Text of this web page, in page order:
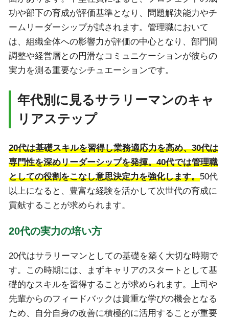
功や部下の育成が評価基準となり、問題解決能力やチ
ームリーダーシップが試されます。管理職において
は、組織全体への影響力が評価の中心となり、部門間
調整や経営層との円滑なコミュニケーションが彼らの
実力を測る重要なシチュエーションです。
年代別に見るサラリーマンのキャ
リアステップ
20代は基礎スキルを習得し業務適応力を高め、30代は
専門性を深めリーダーシップを発揮。40代では管理職
としての役割をこなし意思決定力を強化します。50代
以上になると、豊富な経験を活かして次世代の育成に
貢献することが求められます。
20代の実力の培い方
20代はサラリーマンとしての基礎を築く大切な時期で
す。この時期には、まずキャリアのスタートとして基
礎的なスキルを習得することが求められます。上司や
先輩からのフィードバックは貴重な学びの機会となる
ため、自分自身の改善に積極的に活用することが重要